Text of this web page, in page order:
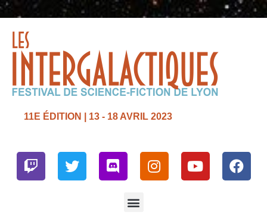
11E ÉDITION | 13 - 18 AVRIL 2023
Menu